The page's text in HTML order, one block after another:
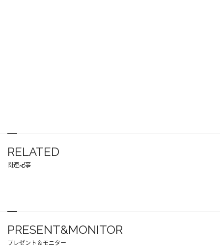
RELATED
関連記事
PRESENT&MONITOR
プレゼント＆モニター